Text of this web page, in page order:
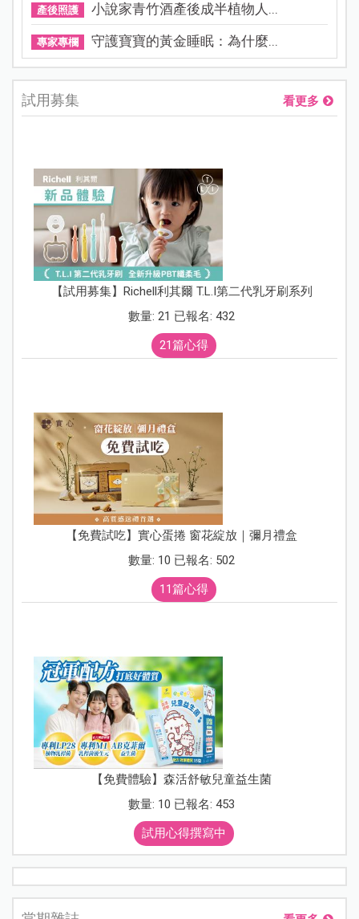
產後照護 小說家青竹酒產後成半植物人...
專家專欄 守護寶寶的黃金睡眠：為什麼...
試用募集 看更多
【試用募集】Richell利其爾 T.L.I第二代乳牙刷系列
數量: 21 已報名: 432
21篇心得
【免費試吃】實心蛋捲 窗花綻放｜彌月禮盒
數量: 10 已報名: 502
11篇心得
【免費體驗】森活舒敏兒童益生菌
數量: 10 已報名: 453
試用心得撰寫中